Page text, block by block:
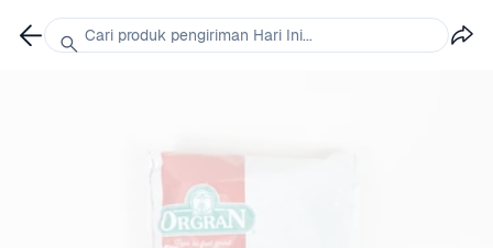
Cari produk pengiriman Hari Ini...